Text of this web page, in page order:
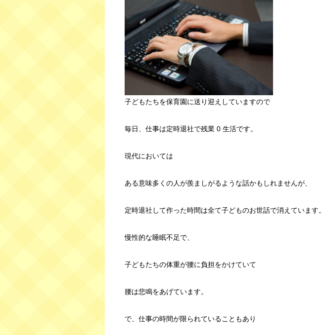
子どもたちを保育園に送り迎えしていますので
毎日、仕事は定時退社で残業 0 生活です。
現代においては
ある意味多くの人が羨ましがるような話かもしれませんが、
定時退社して作った時間は全て子どものお世話で消えています。
慢性的な睡眠不足で、
子どもたちの体重が腰に負担をかけていて
腰は悲鳴をあげています。
で、仕事の時間が限られていることもあり